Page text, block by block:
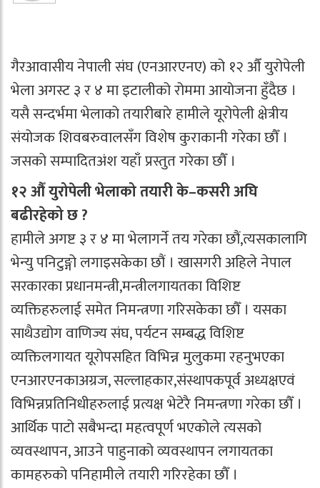
गैरआवासीय नेपाली संघ (एनआरएनए) को १२ औँ युरोपेली
भेला अगस्ट ३ र ४ मा इटालीको रोममा आयोजना हुँदैछ ।
यसै सन्दर्भमा भेलाको तयारीबारे हामीले यूरोपेली क्षेत्रीय
संयोजक शिवबरुवालसँग विशेष कुराकानी गरेका छौँ ।
जसको सम्पादितअंश यहाँ प्रस्तुत गरेका छौँ ।
१२ औँ युरोपेली भेलाको तयारी के–कसरी अघि
बढीरहेको छ ?
हामीले अगष्ट ३ र ४ मा भेलागर्ने तय गरेका छौं,त्यसकालागि
भेन्यु पनिटुङ्गो लगाइसकेका छौं । खासगरी अहिले नेपाल
सरकारका प्रधानमन्त्री,मन्त्रीलगायतका विशिष्ट
व्यक्तिहरुलाई समेत निमन्त्रणा गरिसकेका छौँ । यसका
साथैउद्योग वाणिज्य संघ, पर्यटन सम्बद्ध विशिष्ट
व्यक्तिलगायत यूरोपसहित विभिन्न मुलुकमा रहनुभएका
एनआरएनकाअग्रज, सल्लाहकार,संस्थापकपूर्व अध्यक्षएवं
विभिन्नप्रतिनिधीहरुलाई प्रत्यक्ष भेटेरै निमन्त्रणा गरेका छौँ ।
आर्थिक पाटो सबैभन्दा महत्वपूर्ण भएकोले त्यसको
व्यवस्थापन, आउने पाहुनाको व्यवस्थापन लगायतका
कामहरुको पनिहामीले तयारी गरिरहेका छौँ ।